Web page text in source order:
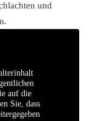
und
auf die
Sie, dass